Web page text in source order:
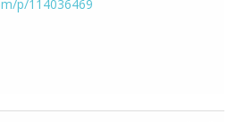
p/114036469